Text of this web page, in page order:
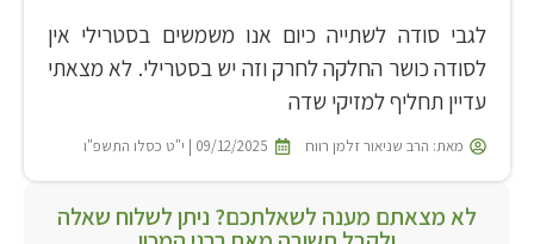
לגבי סודה לשתייה כיום אנו משמשים בסטרילי אין
לסודה כושר החלקה לחרק וזה יש בסטרילי. לא מצאתי
עדיין תחליף למזיקי שדה
מאת: הרב שניאור זלמן רווח 09/12/2025 | י"ט כסלו התשפ"ו
לא מצאתם מענה לשאלתכם? ניתן לשלוח שאלה